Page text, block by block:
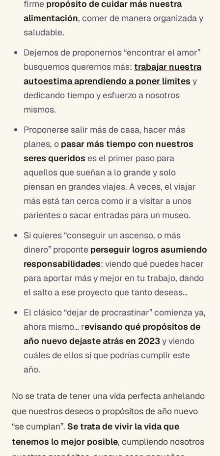
firme propósito de cuidar más nuestra
alimentación, comer de manera organizada y
saludable.
Dejemos de proponernos “encontrar el amor”
busquemos querernos más: trabajar nuestra
autoestima aprendiendo a poner límites y
dedicando tiempo y esfuerzo a nosotros
mismos.
Proponerse salir más de casa, hacer más
planes, o pasar más tiempo con nuestros
seres queridos es el primer paso para
aquellos que sueñan a lo grande y solo
piensan en grandes viajes. A veces, el viajar
más está tan cerca como ir a visitar a unos
parientes o sacar entradas para un museo.
Si quieres “conseguir un ascenso, o más
dinero” proponte perseguir logros asumiendo
responsabilidades: viendo qué puedes hacer
para aportar más y mejor en tu trabajo, dando
el salto a ese proyecto que tanto deseas…
El clásico “dejar de procrastinar” comienza ya,
ahora mismo… revisando qué propósitos de
año nuevo dejaste atrás en 2023y viendo
cuáles de ellos sí que podrías cumplir este
año.
No se trata de tener una vida perfecta anhelando
que nuestros deseos o propósitos de año nuevo
“se cumplan”. Se trata de vivir la vida que
tenemos lo mejor posible, cumpliendo nosotros